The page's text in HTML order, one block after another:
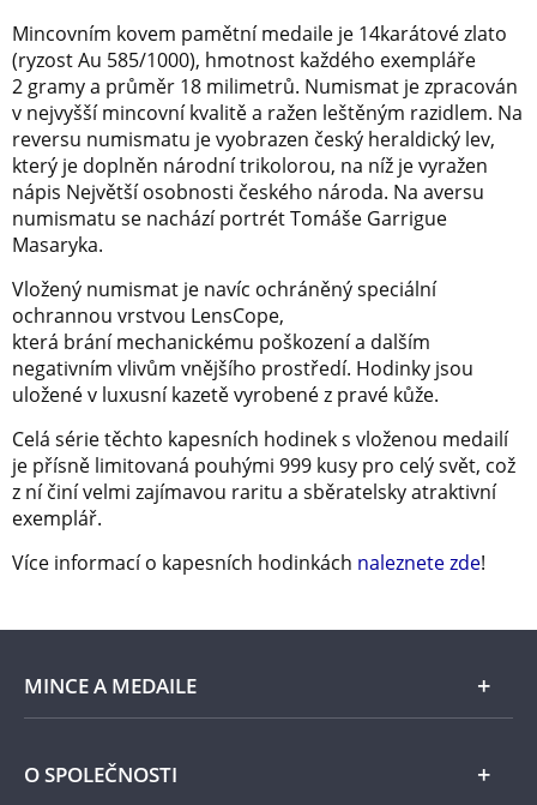
Mincovním kovem pamětní medaile je 14karátové zlato
(ryzost Au 585/1000), hmotnost každého exempláře
2 gramy a průměr 18 milimetrů. Numismat je zpracován
v nejvyšší mincovní kvalitě a ražen leštěným razidlem. Na
reversu numismatu je vyobrazen český heraldický lev,
který je doplněn národní trikolorou, na níž je vyražen
nápis Největší osobnosti českého národa. Na aversu
numismatu se nachází portrét Tomáše Garrigue
Masaryka.
Vložený numismat je navíc ochráněný speciální
ochrannou vrstvou LensCope,
která brání mechanickému poškození a dalším
negativním vlivům vnějšího prostředí. Hodinky jsou
uložené v luxusní kazetě vyrobené z pravé kůže.
Celá série těchto kapesních hodinek s vloženou medailí
je přísně limitovaná pouhými 999 kusy pro celý svět, což
z ní činí velmi zajímavou raritu a sběratelsky atraktivní
exemplář.
Více informací o kapesních hodinkách naleznete zde!
MINCE A MEDAILE
E-shop
O SPOLEČNOSTI